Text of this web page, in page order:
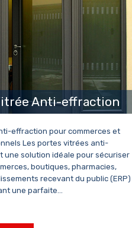
Anti-effraction
effraction pour commerces et
Les portes vitrées anti-
une solution idéale pour sécuriser
boutiques, pharmacies,
recevant du public (ERP)
une parfaite…